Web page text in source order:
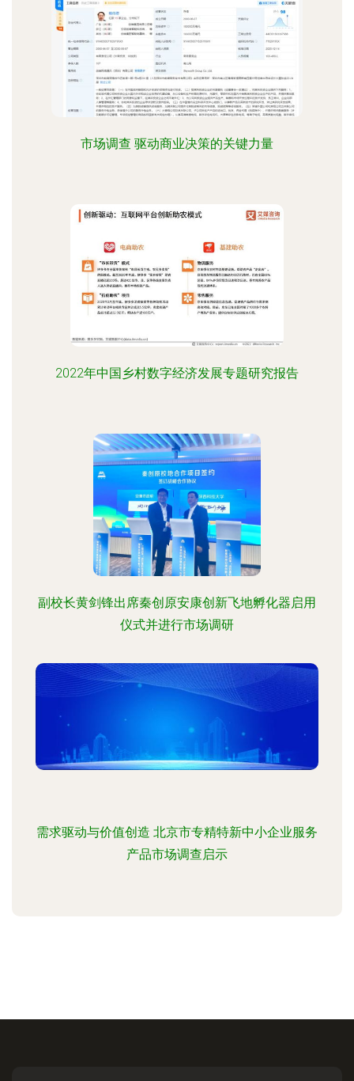
市场调查 驱动商业决策的关键力量
2022年中国乡村数字经济发展专题研究报告
副校长黄剑锋出席秦创原安康创新飞地孵化器启用
仪式并进行市场调研
需求驱动与价值创造 北京市专精特新中小企业服务
产品市场调查启示